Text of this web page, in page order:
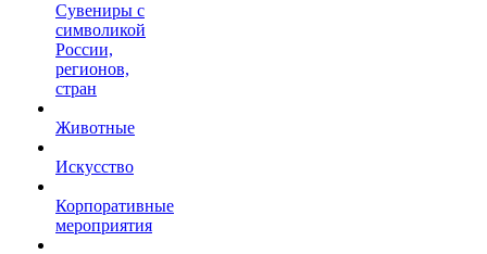
Сувениры с
символикой
России,
регионов,
стран
Животные
Искусство
Корпоративные
мероприятия